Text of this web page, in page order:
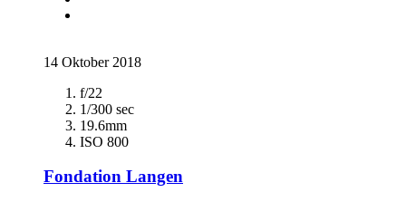
14 Oktober 2018
f/22
1/300 sec
19.6mm
ISO 800
Fondation Langen